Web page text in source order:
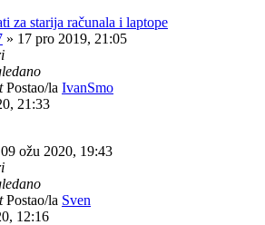
za starija računala i laptope
» 17 pro 2019, 21:05
Postao/la IvanSmo
21:33
09 ožu 2020, 19:43
Postao/la Sven
12:16